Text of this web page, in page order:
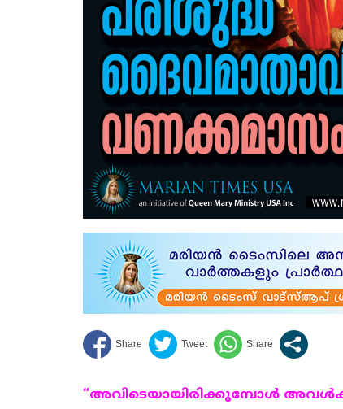
“അവിടെയായിരിക്കുമ്പോള്‍